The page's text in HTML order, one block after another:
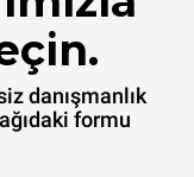
danışmanlık
formu